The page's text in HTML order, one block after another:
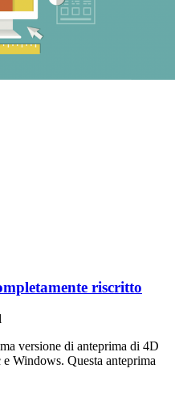
riscritto
versione di anteprima di 4D
Windows. Questa anteprima